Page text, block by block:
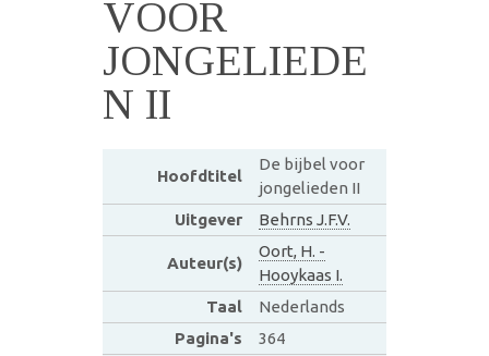
VOOR
JONGELIEDE
N II
Hoofdtitel
De bijbel voor
jongelieden II
Uitgever
Behrns J.F.V.
Auteur(s)
Oort, H. -
Hooykaas I.
Taal
Nederlands
Pagina's
364